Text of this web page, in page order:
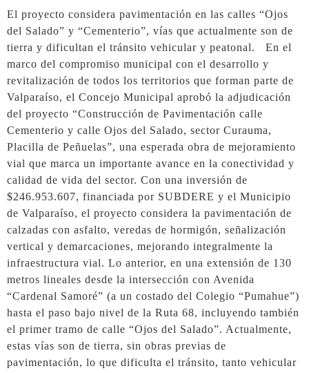
El proyecto considera pavimentación en las calles “Ojos
del Salado” y “Cementerio”, vías que actualmente son de
tierra y dificultan el tránsito vehicular y peatonal. En el
marco del compromiso municipal con el desarrollo y
revitalización de todos los territorios que forman parte de
Valparaíso, el Concejo Municipal aprobó la adjudicación
del proyecto “Construcción de Pavimentación calle
Cementerio y calle Ojos del Salado, sector Curauma,
Placilla de Peñuelas”, una esperada obra de mejoramiento
vial que marca un importante avance en la conectividad y
calidad de vida del sector. Con una inversión de
$246.953.607, financiada por SUBDERE y el Municipio
de Valparaíso, el proyecto considera la pavimentación de
calzadas con asfalto, veredas de hormigón, señalización
vertical y demarcaciones, mejorando integralmente la
infraestructura vial. Lo anterior, en una extensión de 130
metros lineales desde la intersección con Avenida
“Cardenal Samoré” (a un costado del Colegio “Pumahue”)
hasta el paso bajo nivel de la Ruta 68, incluyendo también
el primer tramo de calle “Ojos del Salado”. Actualmente,
estas vías son de tierra, sin obras previas de
pavimentación, lo que dificulta el tránsito, tanto vehicular